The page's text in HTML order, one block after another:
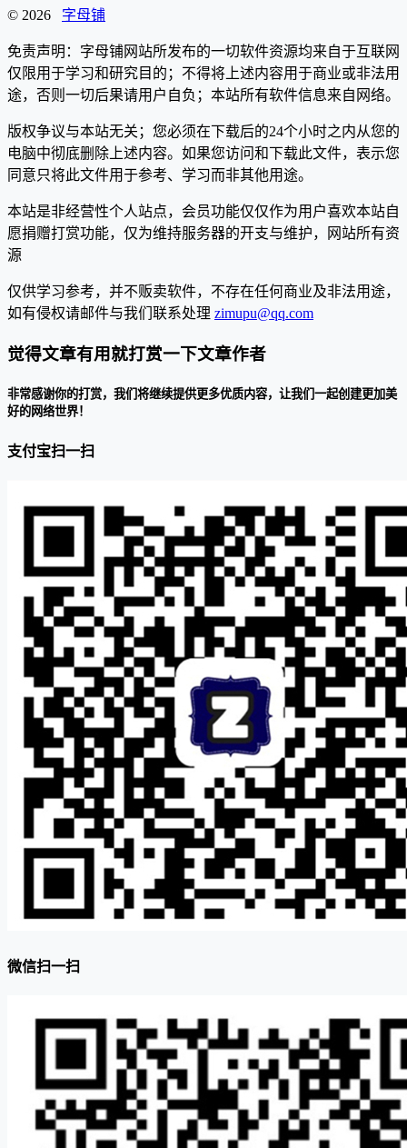
© 2026 字母铺
免责声明：字母铺网站所发布的一切软件资源均来自于互联网
仅限用于学习和研究目的；不得将上述内容用于商业或非法用
途，否则一切后果请用户自负；本站所有软件信息来自网络。
版权争议与本站无关；您必须在下载后的24个小时之内从您的
电脑中彻底删除上述内容。如果您访问和下载此文件，表示您
同意只将此文件用于参考、学习而非其他用途。
本站是非经营性个人站点，会员功能仅仅作为用户喜欢本站自
愿捐赠打赏功能，仅为维持服务器的开支与维护，网站所有资
源
仅供学习参考，并不贩卖软件，不存在任何商业及非法用途，
如有侵权请邮件与我们联系处理 zimupu@qq.com
觉得文章有用就打赏一下文章作者
非常感谢你的打赏，我们将继续提供更多优质内容，让我们一起创建更加美
好的网络世界！
支付宝扫一扫
微信扫一扫